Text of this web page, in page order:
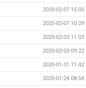
2020-02-07 15:05
2020-02-07 10:29
2020-02-03 11:03
2020-02-03 09:22
2020-01-31 11:42
2020-01-24 08:54